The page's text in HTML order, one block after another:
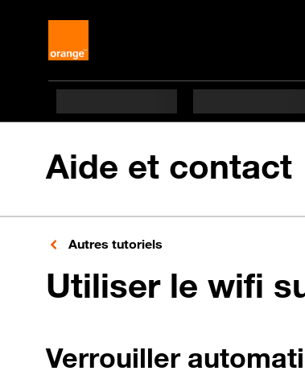
Aide et contact
Autres tutoriels
Utiliser le wifi
Verrouiller